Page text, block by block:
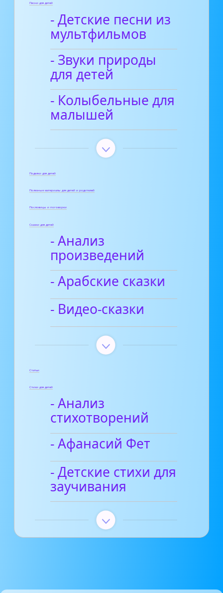
Песни для детей
- Детские песни из
мультфильмов
- Звуки природы
для детей
- Колыбельные для
малышей
Поделки для детей
Полезные материалы для детей и родителей
Пословицы и поговорки
Сказки для детей
- Анализ
произведений
- Арабские сказки
- Видео-сказки
Статьи
Стихи для детей
- Анализ
стихотворений
- Афанасий Фет
- Детские стихи для
заучивания